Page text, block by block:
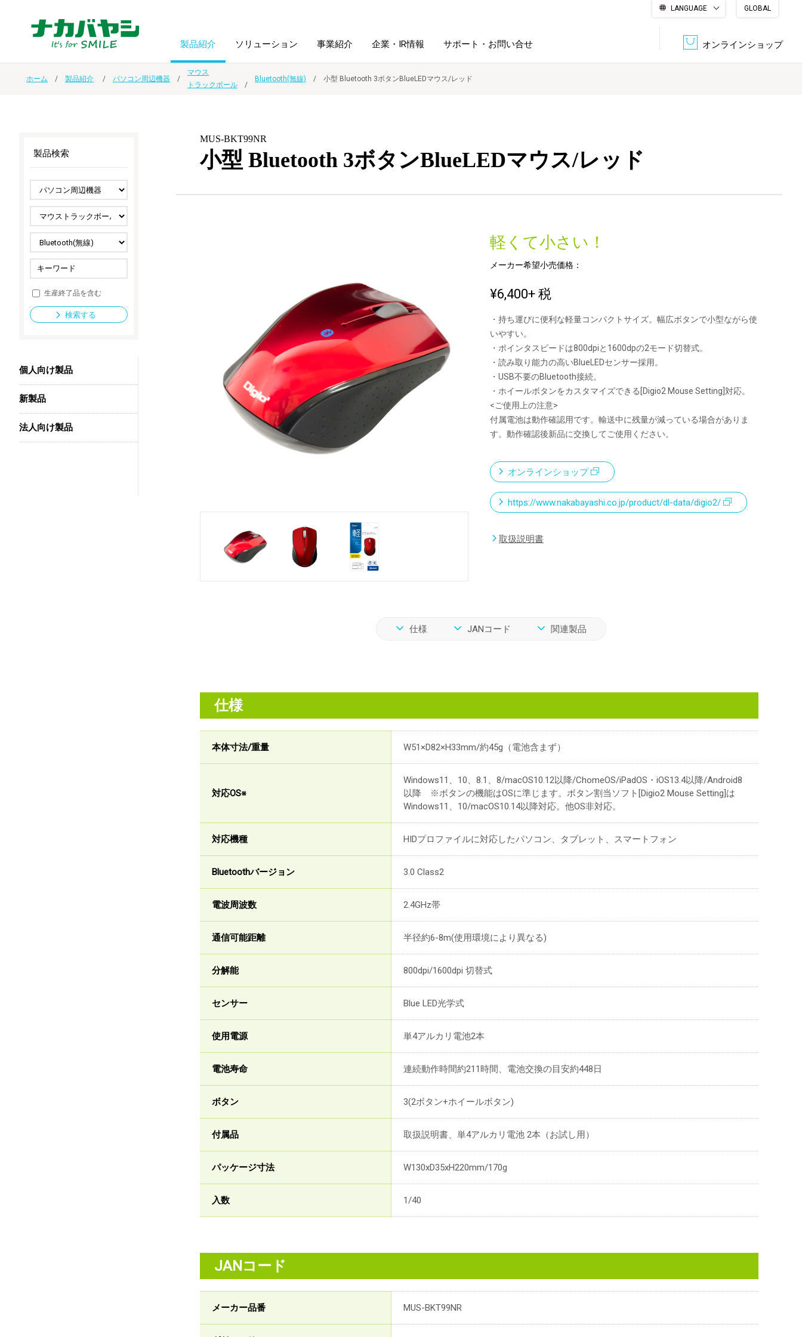
LANGUAGE
GLOBAL
オンラインショップ
製品紹介
ノート・紙製品
ホルダー用品
筆記具
スマートフォン・
タブレット関連
ゲーム関連 デジタルカメラ関連 ボード用品 事務用品
防災・
セキュリティ用品
キャラクター・
シリーズ商品
法人向け製品 新製品一覧
ソリューション
オーダー手帳・ノベルティ制作 学校ソリューション DPS（データ・プリント・サービス）
ドキュメントスキャニングサービス 総務＋クリエイティブ サステナブルな紙器製品「asue（あすえ）」
導入事例
事業紹介 企業・IR情報
IR情報 認証一覧
サステナビリティ 採用情報
サポート・お問い合せ
ホーム 製品紹介 パソコン周辺機器
マウス
トラックボール
Bluetooth(無線) 小型 Bluetooth 3ボタンBlueLEDマウス/レッド
MUS-BKT99NR
小型 Bluetooth 3ボタンBlueLEDマウス/レッド
軽くて小さい！
メーカー希望小売価格：
¥6,400+ 税
・持ち運びに便利な軽量コンパクトサイズ。幅広ボタンで小型ながら使
いやすい。
・ポインタスピードは800dpiと1600dpの2モード切替式。
・読み取り能力の高いBlueLEDセンサー採用。
・USB不要のBluetooth接続。
・ホイールボタンをカスタマイズできる[Digio2 Mouse Setting]対応。
<ご使用上の注意>
付属電池は動作確認用です。輸送中に残量が減っている場合がありま
す。動作確認後新品に交換してご使用ください。
オンラインショップ
https://www.nakabayashi.co.jp/product/dl-data/digio2/
取扱説明書
仕様 JANコード 関連製品
仕様
本体寸法/重量 W51×D82×H33mm/約45g（電池含まず）
対応OS※
Windows11、10、8.1、8/macOS10.12以降/ChomeOS/iPadOS・iOS13.4以降/Android8
以降 ※ボタンの機能はOSに準じます。ボタン割当ソフト[Digio2 Mouse Setting]は
Windows11、10/macOS10.14以降対応。他OS非対応。
対応機種 HIDプロファイルに対応したパソコン、タブレット、スマートフォン
Bluetoothバージョン 3.0 Class2
電波周波数 2.4GHz帯
通信可能距離 半径約6-8m(使用環境により異なる)
分解能 800dpi/1600dpi 切替式
センサー Blue LED光学式
使用電源 単4アルカリ電池2本
電池寿命 連続動作時間約211時間、電池交換の目安約448日
ボタン 3(2ボタン+ホイールボタン)
付属品 取扱説明書、単4アルカリ電池 2本（お試し用）
パッケージ寸法 W130xD35xH220mm/170g
入数 1/40
JANコード
メーカー品番 MUS-BKT99NR
製品検索
生産終了品を含む
検索する
個人向け製品
新製品
法人向け製品